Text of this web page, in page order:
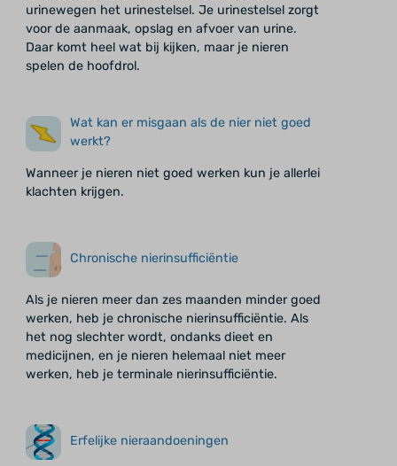
urinewegen het urinestelsel. Je urinestelsel zorgt
voor de aanmaak, opslag en afvoer van urine.
Daar komt heel wat bij kijken, maar je nieren
spelen de hoofdrol.
Wat kan er misgaan als de nier niet goed
werkt?
Wanneer je nieren niet goed werken kun je allerlei
klachten krijgen.
Chronische nierinsufficiëntie
Als je nieren meer dan zes maanden minder goed
werken, heb je chronische nierinsufficiëntie. Als
het nog slechter wordt, ondanks dieet en
medicijnen, en je nieren helemaal niet meer
werken, heb je terminale nierinsufficiëntie.
Erfelijke nieraandoeningen